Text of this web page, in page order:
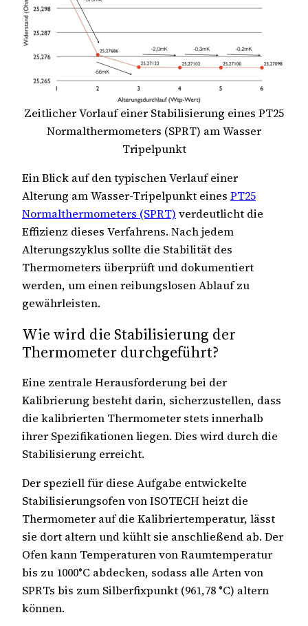
Zeitlicher Vorlauf einer Stabilisierung eines PT25
Normalthermometers (SPRT) am Wasser
Tripelpunkt
Ein Blick auf den typischen Verlauf einer
Alterung am Wasser-Tripelpunkt eines PT25
Normalthermometers (SPRT) verdeutlicht die
Effizienz dieses Verfahrens. Nach jedem
Alterungszyklus sollte die Stabilität des
Thermometers überprüft und dokumentiert
werden, um einen reibungslosen Ablauf zu
gewährleisten.
Wie wird die Stabilisierung der
Thermometer durchgeführt?
Eine zentrale Herausforderung bei der
Kalibrierung besteht darin, sicherzustellen, dass
die kalibrierten Thermometer stets innerhalb
ihrer Spezifikationen liegen. Dies wird durch die
Stabilisierung erreicht.
Der speziell für diese Aufgabe entwickelte
Stabilisierungsofen von ISOTECH heizt die
Thermometer auf die Kalibriertemperatur, lässt
sie dort altern und kühlt sie anschließend ab. Der
Ofen kann Temperaturen von Raumtemperatur
bis zu 1000°C abdecken, sodass alle Arten von
SPRTs bis zum Silberfixpunkt (961,78 °C) altern
können.